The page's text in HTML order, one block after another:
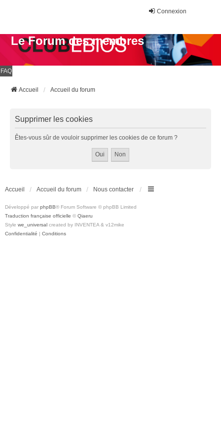
Connexion
Le Forum des membres
FAQ
Accueil Accueil du forum
Supprimer les cookies
Êtes-vous sûr de vouloir supprimer les cookies de ce forum ?
Accueil Accueil du forum Nous contacter
Développé par phpBB® Forum Software © phpBB Limited
Traduction française officielle © Qiaeru
Style we_universal created by INVENTEA & v12mike
Confidentialité | Conditions